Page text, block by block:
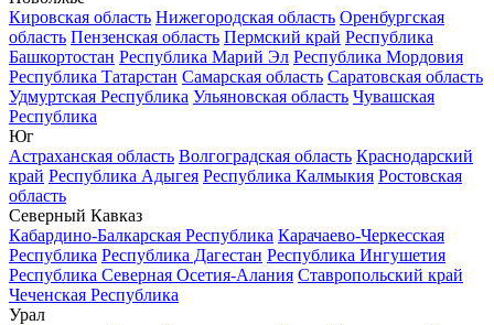
Кировская область Нижегородская область Оренбургская
область Пензенская область Пермский край Республика
Башкортостан Республика Марий Эл Республика Мордовия
Республика Татарстан Самарская область Саратовская область
Удмуртская Республика Ульяновская область Чувашская
Республика
Юг
Астраханская область Волгоградская область Краснодарский
край Республика Адыгея Республика Калмыкия Ростовская
область
Северный Кавказ
Кабардино-Балкарская Республика Карачаево-Черкесская
Республика Республика Дагестан Республика Ингушетия
Республика Северная Осетия-Алания Ставропольский край
Чеченская Республика
Урал